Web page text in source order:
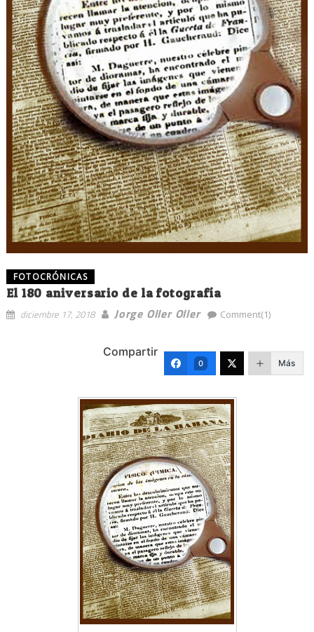
FOTOCRÓNICAS
El 180 aniversario de la fotografía
diciembre 17, 2018 Jorge Oller Oller Comment(1)
Compartir
0 Más